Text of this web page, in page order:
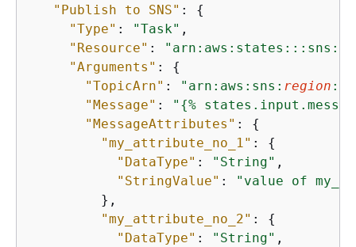
"Publish to SNS" : {
"Type" : "Task" ,
"Resource" :
"Arguments" : {
"TopicArn" : "arn:aws:sns: region :
"Message" : " {%
"MessageAttributes" : {
"my_attribute_no_1" : {
"DataType" : "String" ,
"StringValue" :
"value of
         },
"my_attribute_no_2" : {
"DataType" : "String" ,